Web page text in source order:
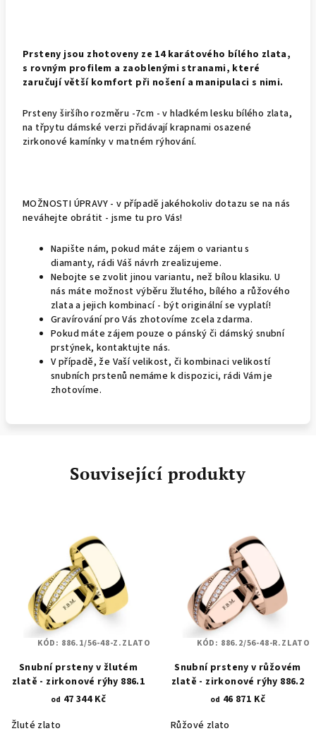
Prsteny jsou zhotoveny ze 14 karátového bílého zlata,
s rovným profilem a zaoblenými stranami, které
zaručují větší komfort při nošení a manipulaci s nimi.
Prsteny širšího rozměru -7cm - v hladkém lesku bílého zlata,
na třpytu dámské verzi přidávají krapnami osazené
zirkonové kamínky v matném rýhování.
MOŽNOSTI ÚPRAVY - v případě jakéhokoliv dotazu se na nás
neváhejte obrátit - jsme tu pro Vás!
Napište nám, pokud máte zájem o variantu s
diamanty, rádi Váš návrh zrealizujeme.
Nebojte se zvolit jinou variantu, než bílou klasiku. U
nás máte možnost výběru žlutého, bílého a růžového
zlata a jejich kombinací - být originální se vyplatí!
Gravírování pro Vás zhotovíme zcela zdarma.
Pokud máte zájem pouze o pánský či dámský snubní
prstýnek, kontaktujte nás.
V případě, že Vaší velikost, či kombinaci velikostí
snubních prstenů nemáme k dispozici, rádi Vám je
zhotovíme.
Související produkty
Snubní prsteny v žlutém
zlatě - zirkonové rýhy 886.1
od 47 344 Kč
Žluté zlato
KÓD: 886.1/56-48-Z.ZLATO
Snubní prsteny v růžovém
zlatě - zirkonové rýhy 886.2
od 46 871 Kč
Růžové zlato
KÓD: 886.2/56-48-R.ZLATO